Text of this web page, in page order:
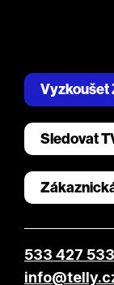
Vyzkoušet
Sledovat
533 427 533